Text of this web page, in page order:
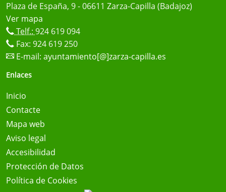
Plaza de España, 9 - 06611 Zarza-Capilla (Badajoz)
Ver mapa
Telf.: 924 619 094
Fax: 924 619 250
E-mail: ayuntamiento[@]zarza-capilla.es
Enlaces
Inicio
Contacte
Mapa web
Aviso legal
Accesibilidad
Protección de Datos
Política de Cookies